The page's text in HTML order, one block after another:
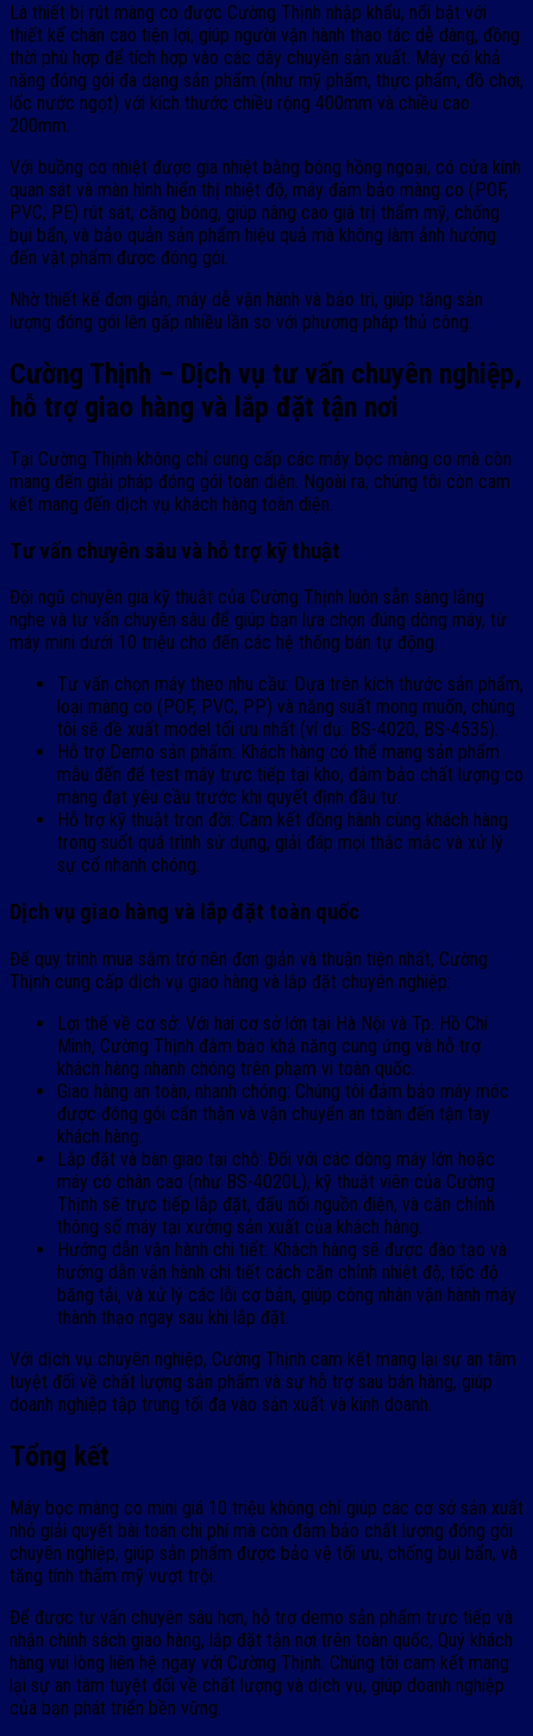
Là thiết bị rút màng co được Cường Thịnh nhập khẩu, nổi bật với
thiết kế chân cao tiện lợi, giúp người vận hành thao tác dễ dàng, đồng
thời phù hợp để tích hợp vào các dây chuyền sản xuất. Máy có khả
năng đóng gói đa dạng sản phẩm (như mỹ phẩm, thực phẩm, đồ chơi,
lốc nước ngọt) với kích thước chiều rộng 400mm và chiều cao
200mm.
Với buồng co nhiệt được gia nhiệt bằng bóng hồng ngoại, có cửa kính
quan sát và màn hình hiển thị nhiệt độ, máy đảm bảo màng co (POF,
PVC, PE) rút sát, căng bóng, giúp nâng cao giá trị thẩm mỹ, chống
bụi bẩn, và bảo quản sản phẩm hiệu quả mà không làm ảnh hưởng
đến vật phẩm được đóng gói.
Nhờ thiết kế đơn giản, máy dễ vận hành và bảo trì, giúp tăng sản
lượng đóng gói lên gấp nhiều lần so với phương pháp thủ công.
Cường Thịnh – Dịch vụ tư vấn chuyên nghiệp,
hỗ trợ giao hàng và lắp đặt tận nơi
Tại Cường Thịnh không chỉ cung cấp các máy bọc màng co mà còn
mang đến giải pháp đóng gói toàn diện. Ngoài ra, chúng tôi còn cam
kết mang đến dịch vụ khách hàng toàn diện.
Tư vấn chuyên sâu và hỗ trợ kỹ thuật
Đội ngũ chuyên gia kỹ thuật của Cường Thịnh luôn sẵn sàng lắng
nghe và tư vấn chuyên sâu để giúp bạn lựa chọn đúng dòng máy, từ
máy mini dưới 10 triệu cho đến các hệ thống bán tự động.
Tư vấn chọn máy theo nhu cầu: Dựa trên kích thước sản phẩm,
loại màng co (POF, PVC, PP) và năng suất mong muốn, chúng
tôi sẽ đề xuất model tối ưu nhất (ví dụ: BS-4020, BS-4535).
Hỗ trợ Demo sản phẩm: Khách hàng có thể mang sản phẩm
mẫu đến để test máy trực tiếp tại kho, đảm bảo chất lượng co
màng đạt yêu cầu trước khi quyết định đầu tư.
Hỗ trợ kỹ thuật trọn đời: Cam kết đồng hành cùng khách hàng
trong suốt quá trình sử dụng, giải đáp mọi thắc mắc và xử lý
sự cố nhanh chóng.
Dịch vụ giao hàng và lắp đặt toàn quốc
Để quy trình mua sắm trở nên đơn giản và thuận tiện nhất, Cường
Thịnh cung cấp dịch vụ giao hàng và lắp đặt chuyên nghiệp:
Lợi thế về cơ sở: Với hai cơ sở lớn tại Hà Nội và Tp. Hồ Chí
Minh, Cường Thịnh đảm bảo khả năng cung ứng và hỗ trợ
khách hàng nhanh chóng trên phạm vi toàn quốc.
Giao hàng an toàn, nhanh chóng: Chúng tôi đảm bảo máy móc
được đóng gói cẩn thận và vận chuyển an toàn đến tận tay
khách hàng.
Lắp đặt và bàn giao tại chỗ: Đối với các dòng máy lớn hoặc
máy có chân cao (như BS-4020L), kỹ thuật viên của Cường
Thịnh sẽ trực tiếp lắp đặt, đấu nối nguồn điện, và căn chỉnh
thông số máy tại xưởng sản xuất của khách hàng.
Hướng dẫn vận hành chi tiết: Khách hàng sẽ được đào tạo và
hướng dẫn vận hành chi tiết cách căn chỉnh nhiệt độ, tốc độ
băng tải, và xử lý các lỗi cơ bản, giúp công nhân vận hành máy
thành thạo ngay sau khi lắp đặt.
Với dịch vụ chuyên nghiệp, Cường Thịnh cam kết mang lại sự an tâm
tuyệt đối về chất lượng sản phẩm và sự hỗ trợ sau bán hàng, giúp
doanh nghiệp tập trung tối đa vào sản xuất và kinh doanh.
Tổng kết
Máy bọc màng co mini giá 10 triệu không chỉ giúp các cơ sở sản xuất
nhỏ giải quyết bài toán chi phí mà còn đảm bảo chất lượng đóng gói
chuyên nghiệp, giúp sản phẩm được bảo vệ tối ưu, chống bụi bẩn, và
tăng tính thẩm mỹ vượt trội.
Để được tư vấn chuyên sâu hơn, hỗ trợ demo sản phẩm trực tiếp và
nhận chính sách giao hàng, lắp đặt tận nơi trên toàn quốc, Quý khách
hàng vui lòng liên hệ ngay với Cường Thịnh. Chúng tôi cam kết mang
lại sự an tâm tuyệt đối về chất lượng và dịch vụ, giúp doanh nghiệp
của bạn phát triển bền vững.